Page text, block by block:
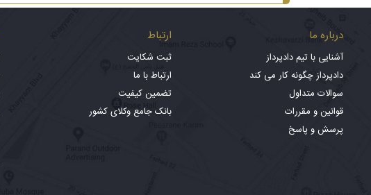
درباره ما
آشنایی با تیم دادپرداز
دادپرداز چگونه کار می کند
سوالات متداول
قوانین و مقررات
پرسش و پاسخ
ارتباط
ثبت شکایت
ارتباط با ما
تضمین کیفیت
بانک جامع وکلای کشور